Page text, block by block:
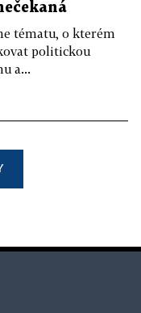
tématu, o kterém
politickou
a...